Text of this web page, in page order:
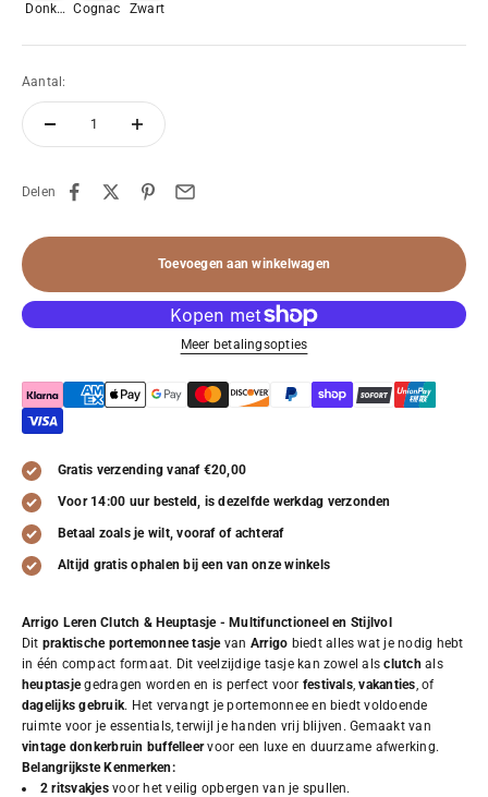
Donker Cognac Zwart
Aantal:
Delen
Toevoegen aan winkelwagen
Meer betalingsopties
Gratis verzending vanaf €20,00
Voor 14:00 uur besteld, is dezelfde werkdag verzonden
Betaal zoals je wilt, vooraf of achteraf
Altijd gratis ophalen bij een van onze winkels
Arrigo Leren Clutch & Heuptasje - Multifunctioneel en Stijlvol
Dit praktische portemonnee tasjevan Arrigo biedt alles wat je nodig hebt
in één compact formaat. Dit veelzijdige tasje kan zowel alsclutch als
heuptasjegedragen worden en is perfect voor festivals,vakanties, of
dagelijks gebruik. Het vervangt je portemonnee en biedt voldoende
ruimte voor je essentials, terwijl je handen vrij blijven. Gemaakt van
vintage donkerbruin buffelleervoor een luxe en duurzame afwerking.
Belangrijkste Kenmerken:
2 ritsvakjesvoor het veilig opbergen van je spullen.